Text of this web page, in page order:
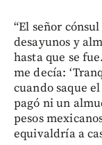
“El señor
desayunos y
hasta que se
me decía:
cuando saque
pagó ni un
pesos
equivaldría a